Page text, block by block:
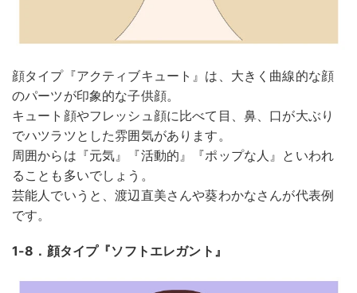
顔タイプ『アクティブキュート』は、大きく曲線的な顔
のパーツが印象的な子供顔。
キュート顔やフレッシュ顔に比べて目、鼻、口が大ぶり
でハツラツとした雰囲気があります。
周囲からは『元気』『活動的』『ポップな人』といわれ
ることも多いでしょう。
芸能人でいうと、渡辺直美さんや葵わかなさんが代表例
です。
1-8．顔タイプ『ソフトエレガント』